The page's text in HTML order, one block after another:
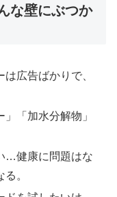
な壁にぶつか
広告ばかりで、
「加水分解物」
…健康に問題はな
。